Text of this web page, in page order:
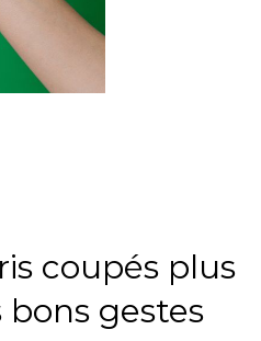
coupés plus
gestes